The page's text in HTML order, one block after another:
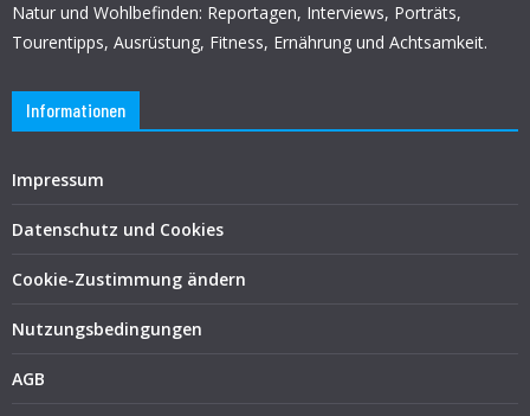
Natur und Wohlbefinden: Reportagen, Interviews, Porträts,
Tourentipps, Ausrüstung, Fitness, Ernährung und Achtsamkeit.
Informationen
Impressum
Datenschutz und Cookies
Cookie-Zustimmung ändern
Nutzungsbedingungen
AGB